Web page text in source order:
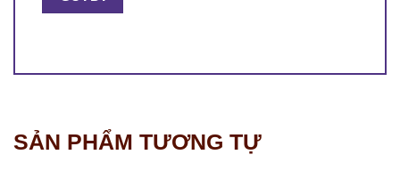
SẢN PHẨM TƯƠNG TỰ